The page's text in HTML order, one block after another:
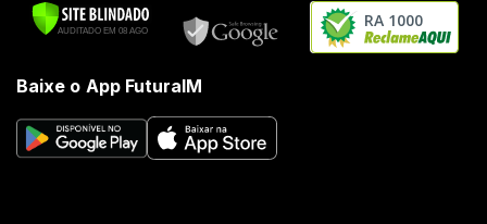
RA 1000
Baixe o App FuturaIM